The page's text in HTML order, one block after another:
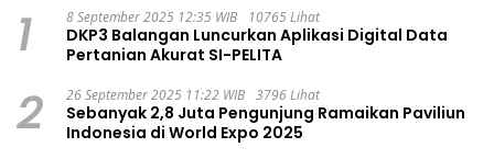
1 8 September 2025 12:35 WIB 10765 Lihat
DKP3 Balangan Luncurkan Aplikasi Digital Data
Pertanian Akurat SI-PELITA
2 26 September 2025 11:22 WIB 3796 Lihat
Sebanyak 2,8 Juta Pengunjung Ramaikan Paviliun
Indonesia di World Expo 2025